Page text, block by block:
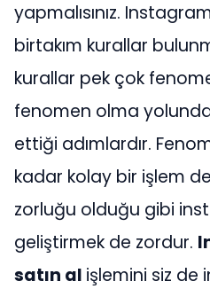
yapmalısınız.
birtakım kurallar
kurallar pek çok
fenomen olma
ettiği adımlardır.
kadar kolay bir işlem
zorluğu olduğu gibi
geliştirmek de zordur.
satın al işlemini siz de